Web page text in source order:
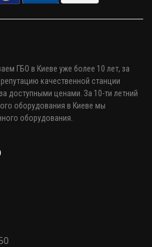
ГБО в Киеве уже более 10 лет, за
качественной станции
доступными ценами. За 10-ти летний
оборудования в Киеве мы
оборудования.